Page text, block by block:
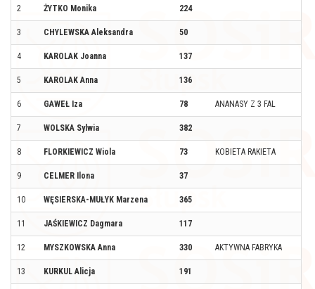
2 ŻYTKO Monika 224
3 CHYLEWSKA Aleksandra 50
4 KAROLAK Joanna 137
5 KAROLAK Anna 136
6 GAWEŁ Iza 78 ANANASY Z 3 FAL
7 WOLSKA Sylwia 382
8 FLORKIEWICZ Wiola 73 KOBIETA RAKIETA
9 CELMER Ilona 37
10 WĘSIERSKA-MUŁYK Marzena 365
11 JAŚKIEWICZ Dagmara 117
12 MYSZKOWSKA Anna 330 AKTYWNA FABRYKA
13 KURKUL Alicja 191